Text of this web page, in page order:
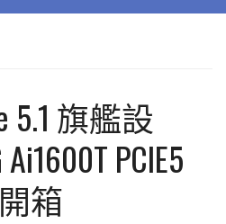
5.1 旗艦設
PCIE5
箱